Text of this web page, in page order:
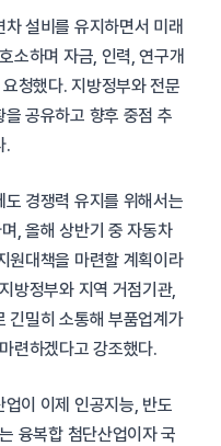
설비를 유지하면서 미래
소하며 자금, 인력, 연구개
청했다. 지방정부와 전문
공유하고 향후 중점 추
.
경쟁력 유지를 위해서는
, 올해 상반기 중 자동차
원대책을 마련할 계획이라
방정부와 지역 거점기관,
긴밀히 소통해 부품업계가
련하겠다고 강조했다.
이 이제 인공지능, 반도
융복합 첨단산업이자 국